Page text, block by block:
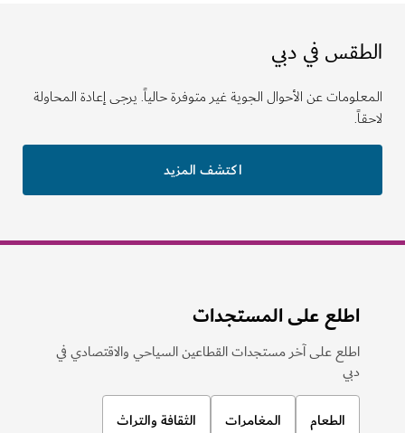
الطقس في دبي
المعلومات عن الأحوال الجوية غير متوفرة حالياً. يرجى إعادة المحاولة
لاحقاً.
اكتشف المزيد
اطلع على المستجدات
اطلع على آخر مستجدات القطاعين السياحي والاقتصادي في
دبي
الطعام المغامرات الثقافة والتراث